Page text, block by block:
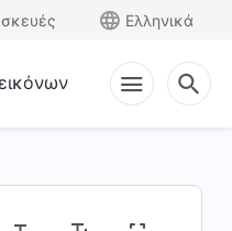
Ελληνικά